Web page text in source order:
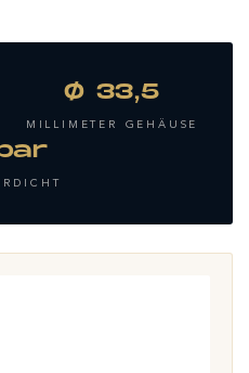
Ø 33,5
MILLIMETER GEHÄUSE